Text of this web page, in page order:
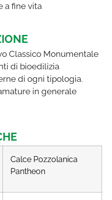
a fine vita
Classico Monumentale
di bioedilizia
di ogni tipologia.
in generale
Calce Pozzolanica
Pantheon